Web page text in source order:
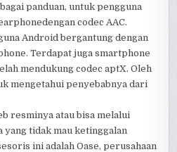
panduan, untuk pengguna
codec AAC.
Android bergantung dengan
Terdapat juga smartphone
mendukung codec aptX. Oleh
mengetahui penyebabnya dari
resminya atau bisa melalui
yang tidak mau ketinggalan
ini adalah Oase, perusahaan